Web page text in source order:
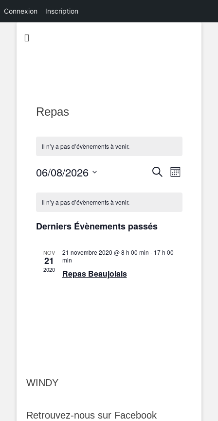
Connexion Inscription
Repas
Il n’y a pas d’évènements à venir.
Recherche
Évènements
RechercheNavigation
de
Mois
06/08/2026
date.
deIl n’y a pas d’évènements à venir.
Derniers Évènements passés
NOV
21
2020
21 novembre 2020 @ 8 h 00 min - 17 h 00
min
Repas Beaujolais
WINDY
Retrouvez-nous sur Facebook